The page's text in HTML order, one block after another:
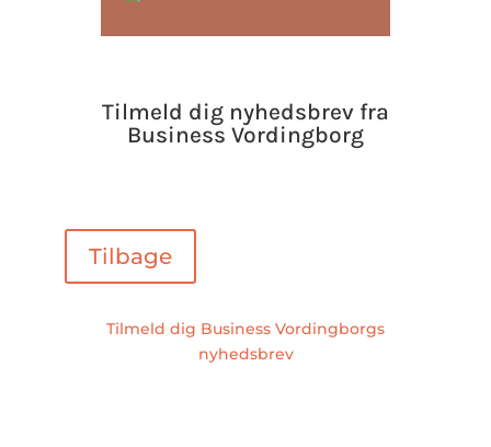
Tilmeld dig nyhedsbrev fra
Business Vordingborg
Tilbage
Tilmeld dig Business Vordingborgs
nyhedsbrev